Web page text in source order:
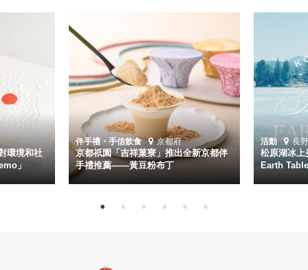
環境和社
」
伴手禮・手信飲食 京都府
京都祇園「吉祥菓寮」推出全新京都伴
手禮推薦——黃豆粉布丁
活動 長
松原湖冰
Earth